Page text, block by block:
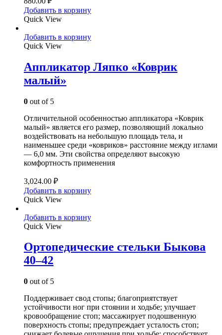
Добавить в корзину
Quick View
Добавить в корзину
Quick View
Аппликатор Ляпко «Коврик
малый»
0 out of 5
Отличительной особенностью аппликатора «Коврик
малый» является его размер, позволяющий локально
воздействовать на небольшую площадь тела, и
наименьшее среди «ковриков» расстояние между иглами
— 6,0 мм. Эти свойства определяют высокую
комфортность применения
3,024.00 ₽
Добавить в корзину
Quick View
Добавить в корзину
Quick View
Ортопедические стельки Быкова
40–42
0 out of 5
Поддерживает свод стопы; благоприятствует
устойчивости ног при стоянии и ходьбе; улучшает
кровообращение стоп; массажирует подошвенную
поверхность стопы; предупреждает усталость стоп;